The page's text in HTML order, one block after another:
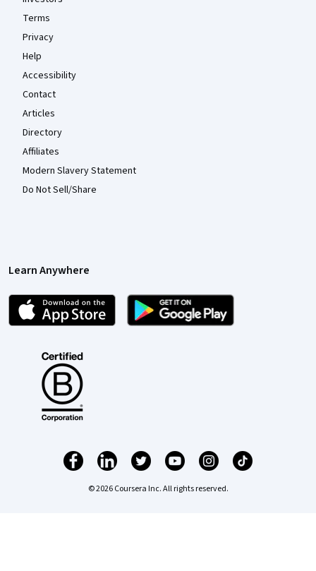
Terms
Privacy
Help
Accessibility
Contact
Articles
Directory
Affiliates
Modern Slavery Statement
Do Not Sell/Share
Learn Anywhere
© 2026 Coursera Inc. All rights reserved.